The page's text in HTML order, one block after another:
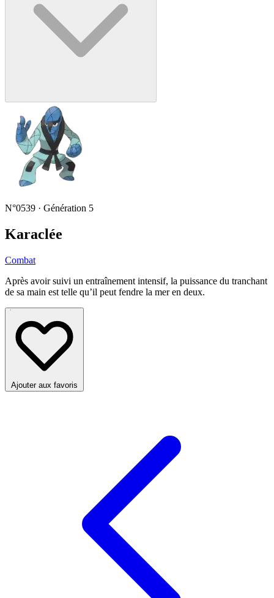
N°0539 · Génération 5
Karaclée
Combat
Après avoir suivi un entraînement intensif, la puissance du tranchant
de sa main est telle qu’il peut fendre la mer en deux.
Ajouter aux favoris